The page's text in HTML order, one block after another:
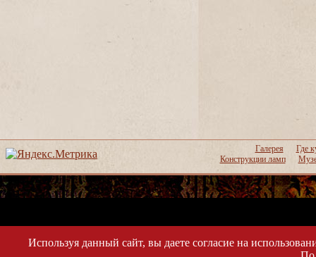
Галерея
Где
Конструкции ламп
Используя данный сайт, вы даете согласие на